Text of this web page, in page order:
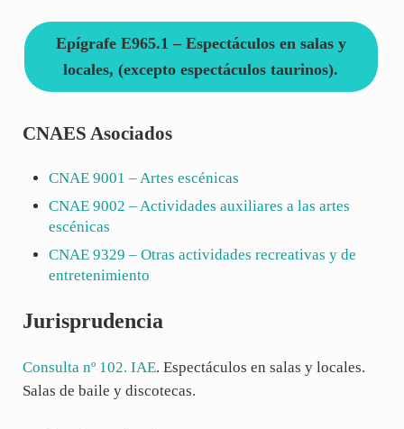
Epígrafe E965.1 – Espectáculos en salas y
locales, (excepto espectáculos taurinos).
CNAES Asociados
CNAE9001 – Artes escénicas
CNAE9002 – Actividades auxiliares a las artes
escénicas
CNAE9329 – Otras actividades recreativas y de
entretenimiento
Jurisprudencia
Consulta nº 102. IAE. Espectáculos en salas y locales.
Salas de baile y discotecas.